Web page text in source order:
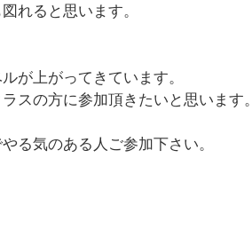
れると思います。
が上がってきています。
スの方に参加頂きたいと思います。
る気のある人ご参加下さい。